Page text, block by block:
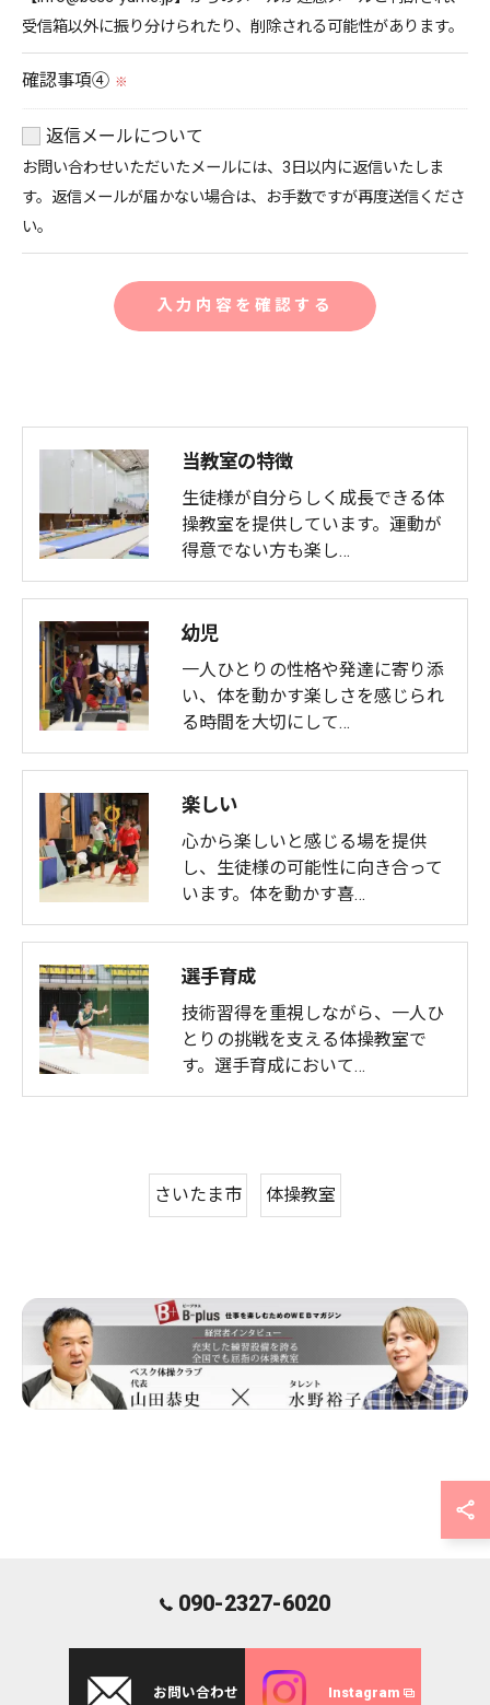
受信箱以外に振り分けられたり、削除される可能性があります。
確認事項④ ※
返信メールについて
お問い合わせいただいたメールには、3日以内に返信いたしま
す。返信メールが届かない場合は、お手数ですが再度送信くださ
い。
当教室の特徴
生徒様が自分らしく成長できる体
操教室を提供しています。運動が
得意でない方も楽し…
幼児
一人ひとりの性格や発達に寄り添
い、体を動かす楽しさを感じられ
る時間を大切にして…
楽しい
心から楽しいと感じる場を提供
し、生徒様の可能性に向き合って
います。体を動かす喜…
選手育成
技術習得を重視しながら、一人ひ
とりの挑戦を支える体操教室で
す。選手育成において…
さいたま市 体操教室
090-2327-6020
お問い合わせ Instagram